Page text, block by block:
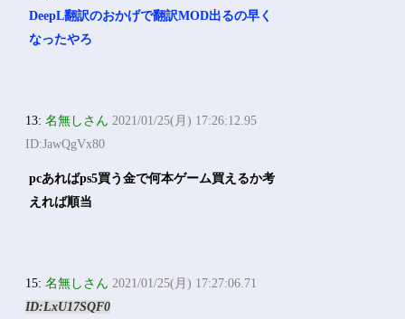
DeepL翻訳のおかげで翻訳MOD出るの早く
なったやろ
13:名無しさん 2021/01/25(月) 17:26:12.95
ID:JawQgVx80
pcあればps5買う金で何本ゲーム買えるか考
えれば順当
15:名無しさん 2021/01/25(月) 17:27:06.71
ID:LxU17SQF0